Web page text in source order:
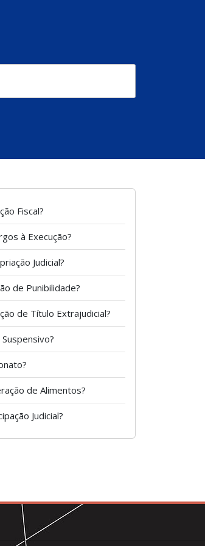
Fiscal?
à Execução?
Judicial?
de Punibilidade?
de Título Extrajudicial?
de Alimentos?
Judicial?